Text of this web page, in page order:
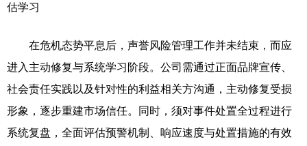
估学习
在危机态势平息后，声誉风险管理工作并未结束，而应
进入主动修复与系统学习阶段。公司需通过正面品牌宣传、
社会责任实践以及针对性的利益相关方沟通，主动修复受损
形象，逐步重建市场信任。同时，须对事件处置全过程进行
系统复盘，全面评估预警机制、响应速度与处置措施的有效